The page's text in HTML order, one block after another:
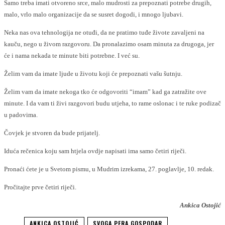
Samo treba imati otvoreno srce, malo mudrosti za prepoznati potrebe drugih,
malo, vrlo malo organizacije da se susret dogodi, i mnogo ljubavi.
Neka nas ova tehnologija ne otuđi, da ne pratimo tuđe živote zavaljeni na
kauču, nego u živom razgovoru. Da pronalazimo osam minuta za drugoga, jer
će i nama nekada te minute biti potrebne. I već su.
Želim vam da imate ljude u životu koji će prepoznati vašu šutnju.
Želim vam da imate nekoga tko će odgovoriti “imam” kad ga zatražite ove
minute. I da vam ti živi razgovori budu utjeha, to rame oslonac i te ruke podizač
u padovima.
Čovjek je stvoren da bude prijatelj.
Iduća rečenica koju sam htjela ovdje napisati ima samo četiri riječi.
Pronaći ćete je u Svetom pismu, u Mudrim izrekama, 27. poglavlje, 10. redak.
Pročitajte prve četiri riječi.
Ankica Ostojić
ANKICA OSTOJIĆ SVOGA PERA GOSPODAR